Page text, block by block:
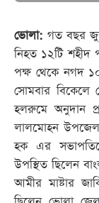
ভোলা: গত বছর
নিহত ১২টি শহীদ
পক্ষ থেকে নগদ
সোমবার বিকেলে
হলরুমে অনুদান
লালমোহন
হক এর
উপস্থিত ছিলেন
আমীর মাষ্টার